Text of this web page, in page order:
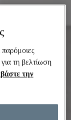
τη βελτίωση
την